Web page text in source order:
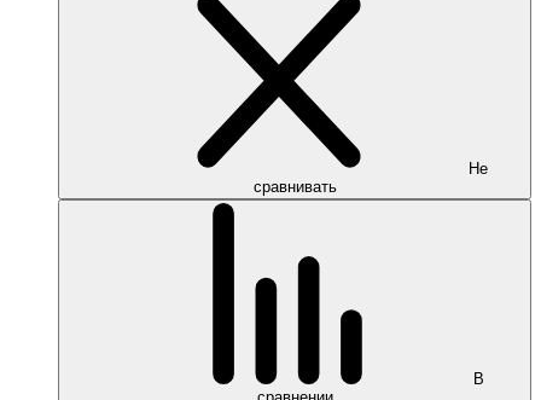
Не
сравнивать
В